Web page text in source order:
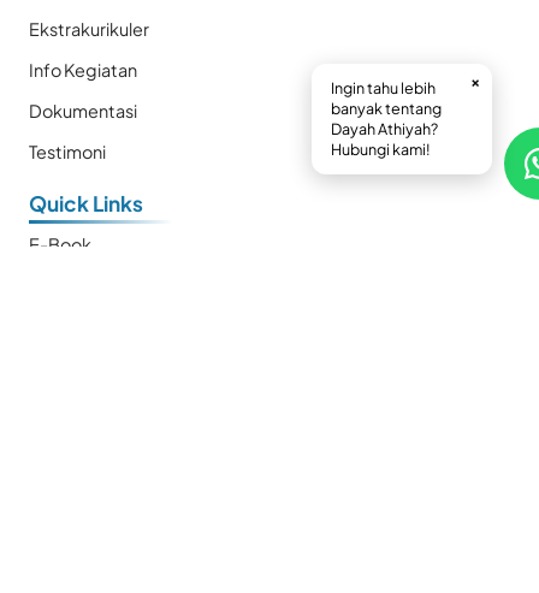
Ekstrakurikuler
Info Kegiatan
Dokumentasi
Testimoni
Quick Links
E-Book
Ingin tahu lebih
banyak tentang
Dayah Athiyah?
Hubungi kami!
×